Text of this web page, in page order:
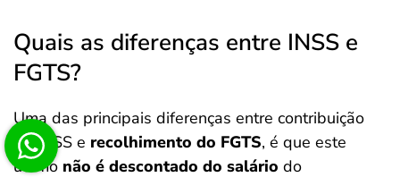
Quais as diferenças entre INSS e
FGTS?
Uma das principais diferenças entre contribuição
do INSS e recolhimento do FGTS, é que este
último não é descontado do salário do